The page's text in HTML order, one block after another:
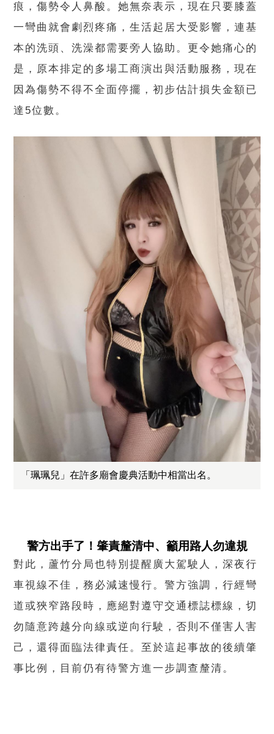
痕，傷勢令人鼻酸。她無奈表示，現在只要膝蓋
一彎曲就會劇烈疼痛，生活起居大受影響，連基
本的洗頭、洗澡都需要旁人協助。更令她痛心的
是，原本排定的多場工商演出與活動服務，現在
因為傷勢不得不全面停擺，初步估計損失金額已
達5位數。
「珮珮兒」在許多廟會慶典活動中相當出名。
警方出手了！肇責釐清中、籲用路人勿違規
對此，蘆竹分局也特別提醒廣大駕駛人，深夜行
車視線不佳，務必減速慢行。警方強調，行經彎
道或狹窄路段時，應絕對遵守交通標誌標線，切
勿隨意跨越分向線或逆向行駛，否則不僅害人害
己，還得面臨法律責任。至於這起事故的後續肇
事比例，目前仍有待警方進一步調查釐清。